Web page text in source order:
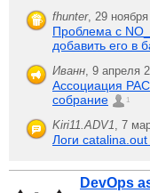
fhunter, 29
Проблема с
добавить его в
Иванн, 9 апреля
Ассоциация
собрание
1
Kiri11.ADV1, 7
Логи
DevOps